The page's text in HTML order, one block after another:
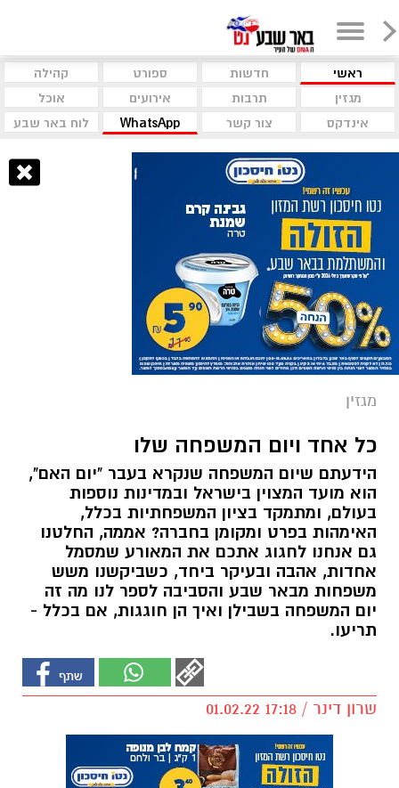
ראשי חדשות ספורט
קהילה
מגזין
תרבות אירועים
אוכל
אינדקס
צור קשר WhatsApp לוח באר שבע
מגזין
כל אחד ויום המשפחה שלו
הידעתם שיום המשפחה שנקרא בעבר "יום האם",
הוא מועד המצוין בישראל ובמדינות נוספות
בעולם, ומתמקד בציון המשפחתיות בכלל,
האימהות בפרט ומקומן בחברה? אממה, החלטנו
גם אנחנו לחגוג אתכם את המאורע שמסמל
אחדות, אהבה ובעיקר ביחד, כשביקשנו משש
משפחות מבאר שבע והסביבה לספר לנו מה זה
יום המשפחה בשבילן ואיך הן חוגגות, אם בכלל -
תריעו.
שרון דינר / 17:18 01.02.22